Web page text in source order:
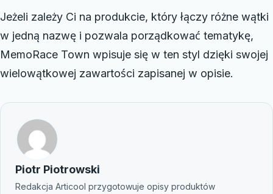
Jeżeli zależy Ci na produkcie, który łączy różne wątki
w jedną nazwę i pozwala porządkować tematykę,
MemoRace Town wpisuje się w ten styl dzięki swojej
wielowątkowej zawartości zapisanej w opisie.
Piotr Piotrowski
Redakcja Articool przygotowuje opisy produktów